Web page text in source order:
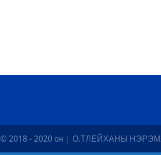
© 2018 - 2020 он | О.ТЛЕЙХАНЫ